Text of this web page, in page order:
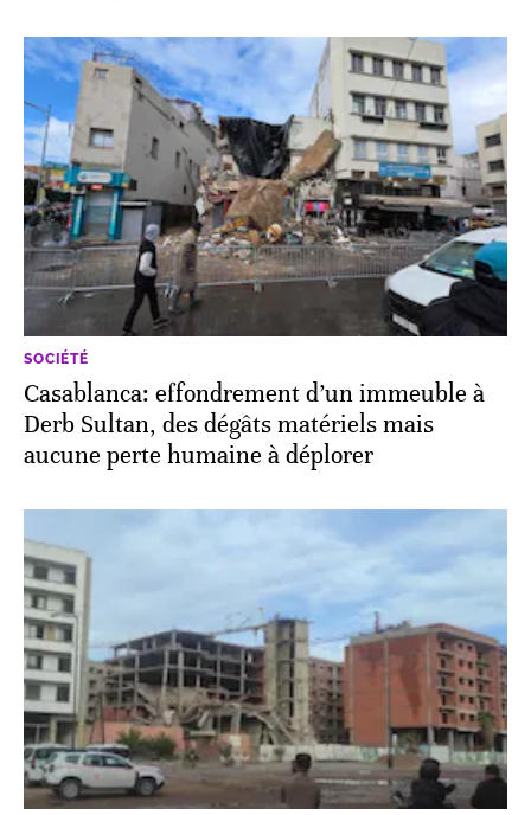
SOCIÉTÉ
Casablanca: effondrement d’un immeuble à
Derb Sultan, des dégâts matériels mais
aucune perte humaine à déplorer